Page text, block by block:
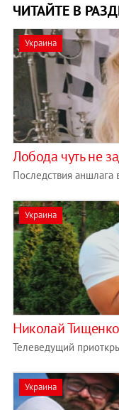
ЧИТАЙТЕ В
Украина
Лобода чуть не
Последствия аншлага
Украина
Николай
Телеведущий
Украина